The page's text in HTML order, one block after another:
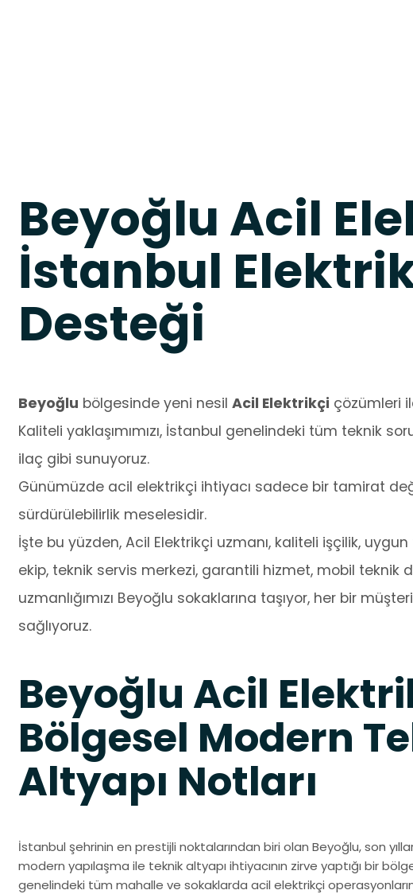
Beyoğlu Acil
İstanbul
Desteği
Beyoğlu bölgesinde yeni nesil Acil Elektrikçi çözümleri
Kaliteli yaklaşımımızı, İstanbul genelindeki tüm teknik
ilaç gibi sunuyoruz.
Günümüzde acil elektrikçi ihtiyacı sadece bir tamirat
sürdürülebilirlik meselesidir.
İşte bu yüzden, Acil Elektrikçi uzmanı, kaliteli işçilik,
ekip, teknik servis merkezi, garantili hizmet, mobil teknik
uzmanlığımızı Beyoğlu sokaklarına taşıyor, her bir
sağlıyoruz.
Beyoğlu Acil
Bölgesel Modern
Altyapı Notları
İstanbul şehrinin en prestijli noktalarından biri olan Beyoğlu, son
modern yapılaşma ile teknik altyapı ihtiyacının zirve yaptığı bir
genelindeki tüm mahalle ve sokaklarda acil elektrikçi